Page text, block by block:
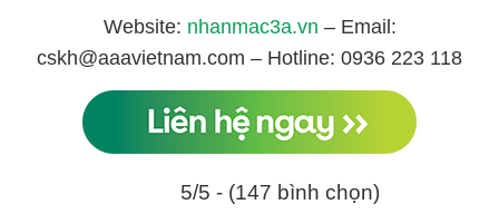
Website: nhanmac3a.vn – Email:
cskh@aaavietnam.com – Hotline: 0936 223 118
5/5 - (147 bình chọn)